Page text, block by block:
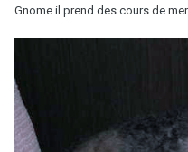
Gnome il prend des cours de